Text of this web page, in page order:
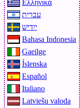
Ελληνικά
עברית
ייִדיש
Bahasa Indonesia
Gaeilge
Íslenska
Español
Italiano
Latviešu valoda